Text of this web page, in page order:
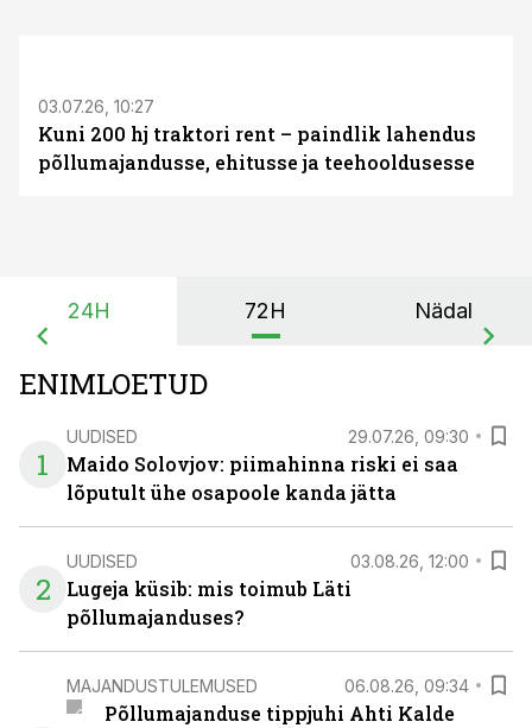
03.07.26, 10:27
Kuni 200 hj traktori rent – paindlik lahendus
põllumajandusse, ehitusse ja teehooldusesse
24H 72H Nädal
ENIMLOETUD
1
UUDISED 29.07.26, 09:30
Maido Solovjov: piimahinna riski ei saa
lõputult ühe osapoole kanda jätta
2
UUDISED 03.08.26, 12:00
Lugeja küsib: mis toimub Läti
põllumajanduses?
MAJANDUSTULEMUSED 06.08.26, 09:34
Põllumajanduse tippjuhi Ahti Kalde